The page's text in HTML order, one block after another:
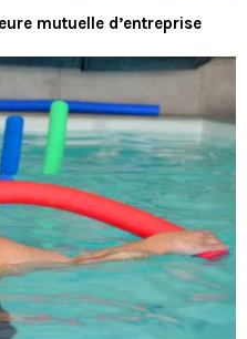
mutuelle d’entreprise